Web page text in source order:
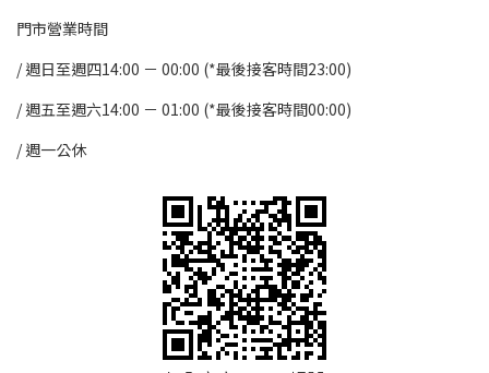
門市營業時間
/ 週日至週四14:00 － 00:00 (*最後接客時間23:00)
/週五至週六14:00 － 01:00 (*最後接客時間00:00)
/週一公休